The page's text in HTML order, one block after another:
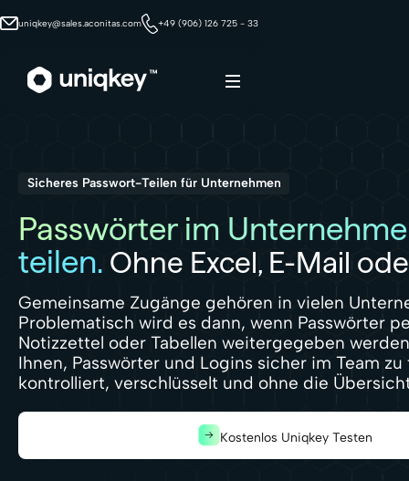
uniqkey@sales.aconitas.com +49 (906) 126 725 - 33
Sicheres Passwort-Teilen für Unternehmen
Passwörter im
teilen. Ohne Excel, E-Mail
Gemeinsame Zugänge gehören in vielen
Problematisch wird es dann, wenn Passwörter
Notizzettel oder Tabellen weitergegeben
Ihnen, Passwörter und Logins sicher im Team
kontrolliert, verschlüsselt und ohne die
Kostenlos Uniqkey Testen